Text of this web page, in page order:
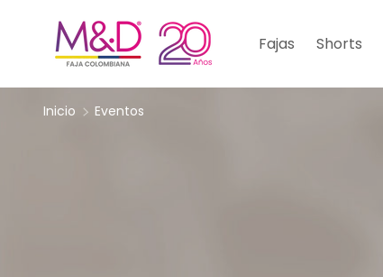
IR AL CONTENIDO Fajas Shorts
Inicio Eventos